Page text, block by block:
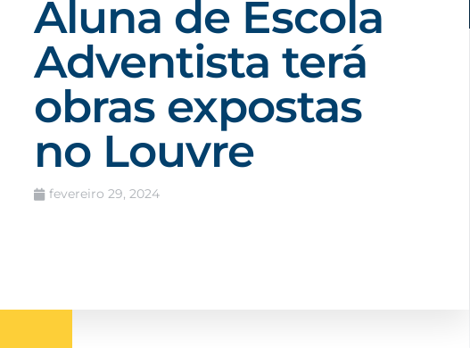
Aluna de Escola
Adventista terá
obras expostas
no Louvre
fevereiro 29, 2024